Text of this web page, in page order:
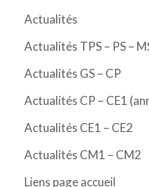
Actualités
Actualités TPS – PS –
Actualités GS – CP
Actualités CP – CE1
Actualités CE1 – CE2
Actualités CM1 – CM2
Liens page accueil